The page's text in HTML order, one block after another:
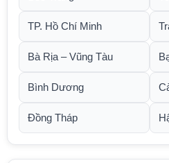
TP. Hồ Chí Minh
Bà Rịa – Vũng Tàu
Bình Dương
Đồng Tháp